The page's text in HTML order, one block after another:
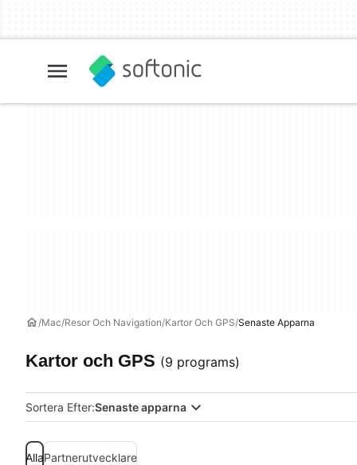
Mac Resor Och Navigation Kartor Och GPS Senaste Apparna
Kartor och GPS (9 programs)
Sortera Efter:Senaste apparna
AllaPartnerutvecklare